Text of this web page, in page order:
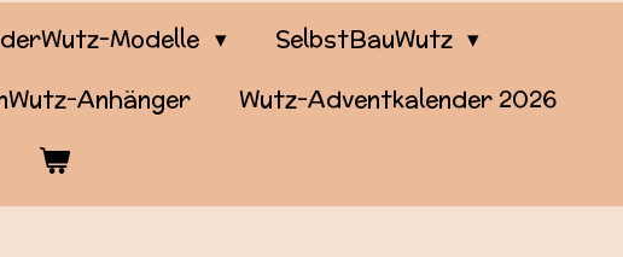
Modelle
SelbstBauWutz
Anhänger
Wutz-Adventkalender 2026